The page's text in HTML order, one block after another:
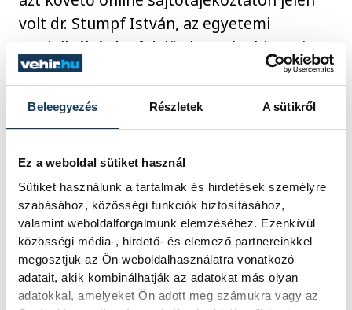
Beleegyezés Részletek A sütikről
Ez a weboldal sütiket használ
Sütiket használunk a tartalmak és hirdetések személyre
szabásához, közösségi funkciók biztosításához,
valamint weboldalforgalmunk elemzéséhez. Ezenkívül
közösségi média-, hirdető- és elemező partnereinkkel
megosztjuk az Ön weboldalhasználatra vonatkozó
adatait, akik kombinálhatják az adatokat más olyan
adatokkal, amelyeket Ön adott meg számukra vagy az
volt dr. Stumpf István, az egyetemi
modellváltásért felelős kormánybiztos is.
Megerősítve a kancellár és a kuratóriumi
kormány célja, hogy a hazai felsőoktatás
ehhez pedig a mostani modellváltás a
kulcs.
Az állam továbbra is
gondoskodik az